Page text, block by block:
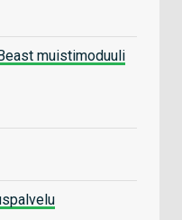
muistimoduuli